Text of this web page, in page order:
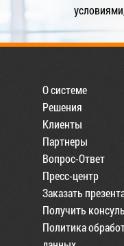
О системе
Решения
Клиенты
Партнеры
Вопрос-Ответ
Пресс-центр
Заказать
Получить
Политика